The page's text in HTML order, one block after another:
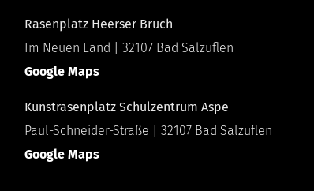
Rasenplatz Heerser Bruch
Im Neuen Land | 32107 Bad Salzuflen
Google Maps
Kunstrasenplatz Schulzentrum Aspe
Paul-Schneider-Straße | 32107 Bad Salzuflen
Google Maps